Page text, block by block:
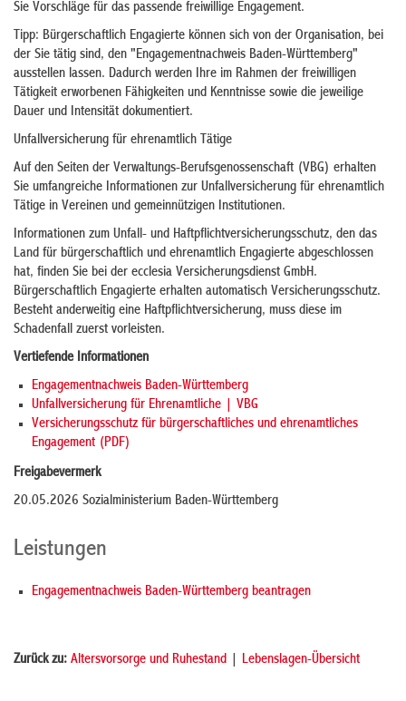
Sie Vorschläge für das passende freiwillige Engagement.
Tipp: Bürgerschaftlich Engagierte können sich von der Organisation, bei
der Sie tätig sind, den "Engagementnachweis Baden-Württemberg"
ausstellen lassen. Dadurch werden Ihre im Rahmen der freiwilligen
Tätigkeit erworbenen Fähigkeiten und Kenntnisse sowie die jeweilige
Dauer und Intensität dokumentiert.
Unfallversicherung für ehrenamtlich Tätige
Auf den Seiten der Verwaltungs-Berufsgenossenschaft (VBG) erhalten
Sie umfangreiche Informationen zur Unfallversicherung für ehrenamtlich
Tätige in Vereinen und gemeinnützigen Institutionen.
Informationen zum Unfall- und Haftpflichtversicherungsschutz, den das
Land für bürgerschaftlich und ehrenamtlich Engagierte abgeschlossen
hat, finden Sie bei der ecclesia Versicherungsdienst GmbH.
Bürgerschaftlich Engagierte erhalten automatisch Versicherungsschutz.
Besteht anderweitig eine Haftpflichtversicherung, muss diese im
Schadenfall zuerst vorleisten.
Vertiefende Informationen
Engagementnachweis Baden-Württemberg
Unfallversicherung für Ehrenamtliche | VBG
Versicherungsschutz für bürgerschaftliches und ehrenamtliches
Engagement (PDF)
Freigabevermerk
20.05.2026 Sozialministerium Baden-Württemberg
Leistungen
Engagementnachweis Baden-Württemberg beantragen
Zurück zu: Altersvorsorge und Ruhestand Lebenslagen-Übersicht